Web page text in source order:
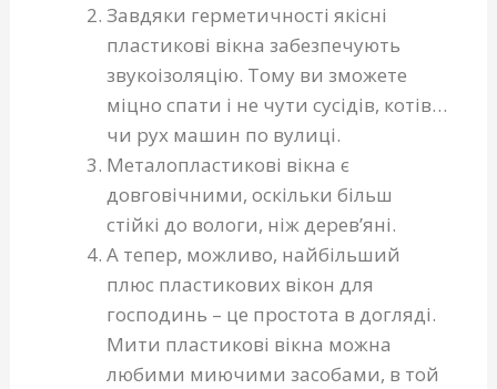
Завдяки герметичності якісні
пластикові вікна забезпечують
звукоізоляцію. Тому ви зможете
міцно спати і не чути сусідів, котів…
чи рух машин по вулиці.
Металопластикові вікна є
довговічними, оскільки більш
стійкі до вологи, ніж дерев’яні.
А тепер, можливо, найбільший
плюс пластикових вікон для
господинь – це простота в догляді.
Мити пластикові вікна можна
любими миючими засобами, в той